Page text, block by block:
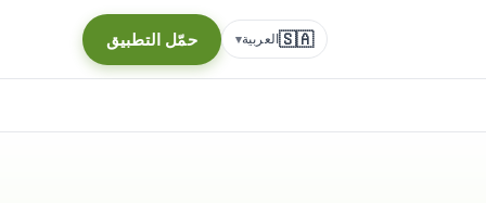
🇸🇦العربية▾ حمّل التطبيق